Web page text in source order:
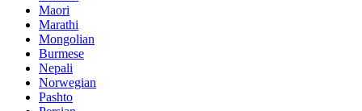
Maori
Marathi
Mongolian
Burmese
Nepali
Norwegian
Pashto